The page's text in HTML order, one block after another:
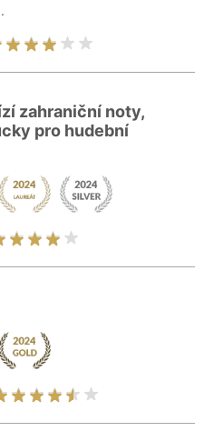
zahraniční noty,
pro hudební